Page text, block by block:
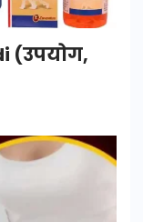
(उपयोग,